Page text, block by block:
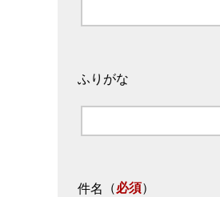
ふりがな
件名 （必須）